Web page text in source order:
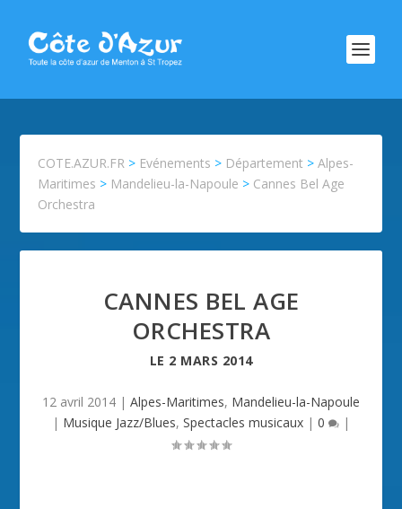
COTE.AZUR.FR > Evénements > Département >Alpes-
Maritimes > Mandelieu-la-Napoule > Cannes Bel Age
Orchestra
CANNES BEL AGE
ORCHESTRA
LE 2 MARS 2014
12 avril 2014 | Alpes-Maritimes, Mandelieu-la-Napoule
| Musique Jazz/Blues, Spectacles musicaux | 0 |